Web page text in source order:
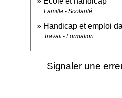
Famille - Scolarité
Handicap et emploi
Travail - Formation
Signaler une